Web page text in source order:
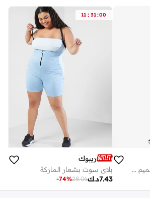
بدلة جسم متكاملة بتصميم سلس وناعم
11 : 31:00
ريبوك
بلاي سوت بشعار الماركة
د.ك7.43
28.06
-74%